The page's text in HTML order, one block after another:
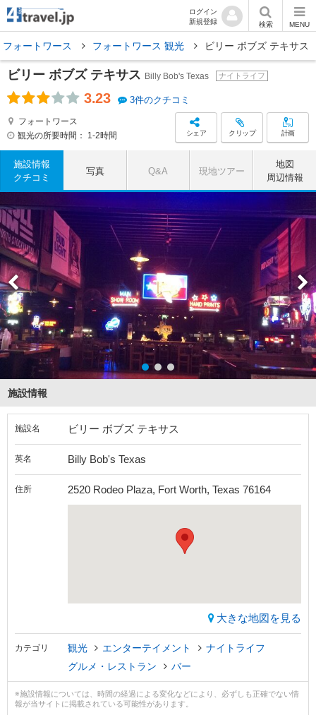
ログイン
新規登録
検索 MENU
フォートワース フォートワース 観光 ビリー ボブズ テキサス
ビリー ボブズ テキサス Billy Bob's Texas ナイトライフ
3.23 3件のクチコミ
フォートワース
観光の所要時間：
1-2時間 シェア クリップ 計画
施設情報
クチコミ
写真 Q&A 現地ツアー
地図
周辺情報
施設情報
施設名 ビリー ボブズ テキサス
英名 Billy Bob's Texas
住所 2520 Rodeo Plaza, Fort Worth, Texas 76164
大きな地図を見る
カテゴリ 観光 エンターテイメント
ナイトライフ
グルメ・レストラン
バー
※施設情報については、時間の経過による変化などにより、必ずしも正確でない情
報が当サイトに掲載されている可能性があります。